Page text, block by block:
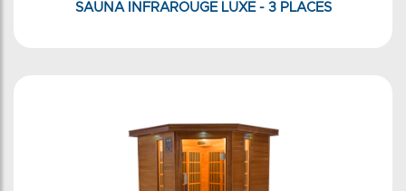
SAUNA INFRAROUGE LUXE - 3 PLACES